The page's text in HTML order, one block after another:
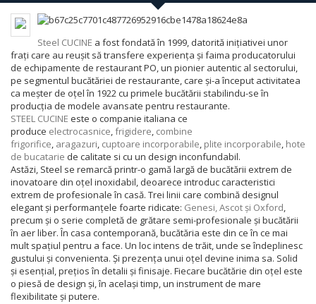
Steel CUCINE a fost fondată în 1999, datorită inițiativei unor
frați care au reușit să transfere experiența și faima producatorului
de echipamente de restaurant PO, un pionier autentic al sectorului,
pe segmentul bucătăriei de restaurante, care și-a început activitatea
ca meșter de oțel în 1922 cu primele bucătării stabilindu-se în
producția de modele avansate pentru restaurante.
STEEL CUCINE este o companie italiana ce
produce electrocasnice,frigidere, combine
frigorifice, aragazuri, cuptoare incorporabile, plite incorporabile, hote
de bucatarie de calitate si cu un design inconfundabil.
Astăzi, Steel se remarcă printr-o gamă largă de bucătării extrem de
inovatoare din oțel inoxidabil, deoarece introduc caracteristici
extrem de profesionale în casă. Trei linii care combină designul
elegant și performanțele foarte ridicate: Genesi, Ascot și Oxford,
precum și o serie completă de grătare semi-profesionale și bucătării
în aer liber. În casa contemporană, bucătăria este din ce în ce mai
mult spațiul pentru a face. Un loc intens de trăit, unde se îndeplinesc
gustului și convenienta. Și prezența unui oțel devine inima sa. Solid
și esențial, prețios în detalii și finisaje. Fiecare bucătărie din oțel este
o piesă de design și, în același timp, un instrument de mare
flexibilitate și putere.